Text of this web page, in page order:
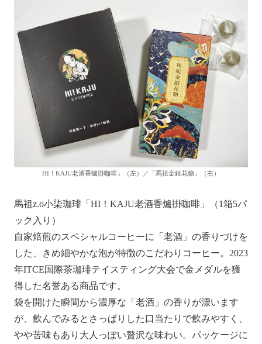
HI！KAJU老酒香爐掛咖啡」（左）／「馬祖金銀花糖」（右）
馬祖z.o小柒珈琲「HI！KAJU老酒香爐掛咖啡」（1箱5パ
ック入り）
自家焙煎のスペシャルコーヒーに「老酒」の香りづけを
した、きめ細やかな泡が特徴のこだわりコーヒー。2023
年ITCE国際茶珈琲テイスティング大会で金メダルを獲
得した名誉ある商品です。
袋を開けた瞬間から濃厚な「老酒」の香りが漂います
が、飲んでみるとさっぱりした口当たりで飲みやすく、
やや苦味もあり大人っぽい贅沢な味わい。パッケージに